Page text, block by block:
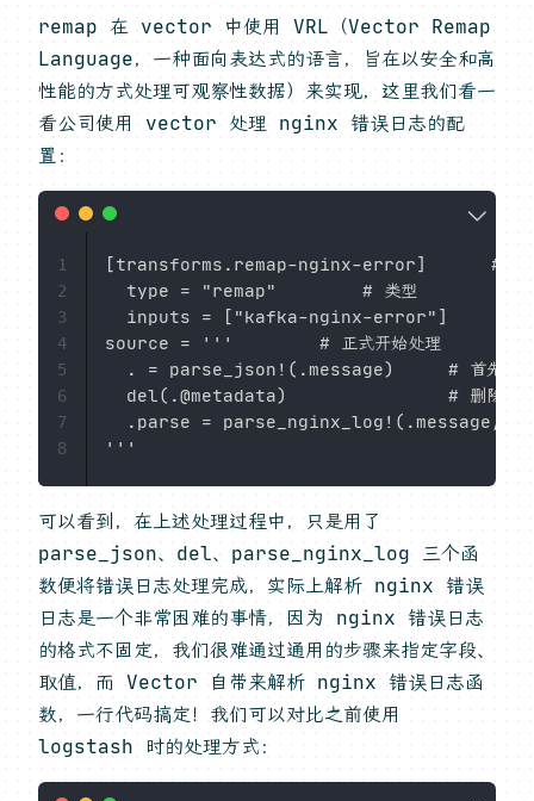
remap 在 vector 中使用 VRL（Vector Remap
Language，一种面向表达式的语言，旨在以安全和高
性能的方式处理可观察性数据）来实现，这里我们看一
看公司使用 vector 处理 nginx 错误日志的配
置：
[transforms.remap-nginx-error]      # “变
  type = "remap"        # 类型
inputs = ["kafka-nginx-error"]        #
source = '''        # 正式开始处理
. = parse_json!(.message)     # 首先将每
del(.@metadata)               # 删除
.parse = parse_nginx_log!(.message,
1
2
3
4
5
6
7
8
可以看到，在上述处理过程中，只是用了
parse_json、del、parse_nginx_log 三个函
数便将错误日志处理完成，实际上解析 nginx 错误
日志是一个非常困难的事情，因为 nginx 错误日志
的格式不固定，我们很难通过通用的步骤来指定字段、
取值，而 Vector 自带来解析 nginx 错误日志函
数，一行代码搞定！我们可以对比之前使用
logstash 时的处理方式：